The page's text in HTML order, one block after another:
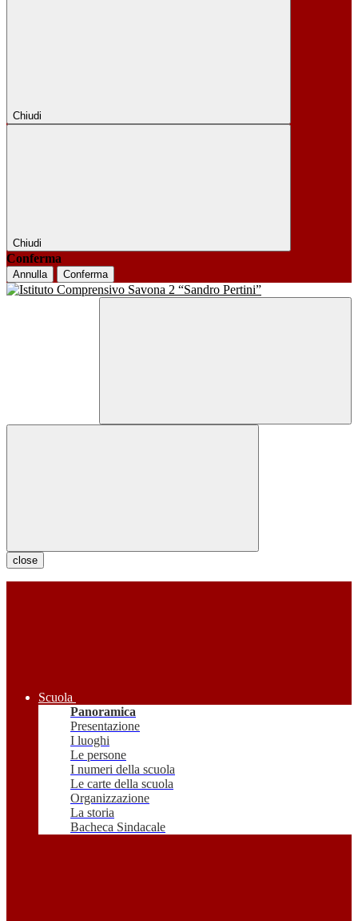
Chiudi
Chiudi
Conferma
Annulla Conferma
close
Scuola
Panoramica
Presentazione
I luoghi
Le persone
I numeri della scuola
Le carte della scuola
Organizzazione
La storia
Bacheca Sindacale